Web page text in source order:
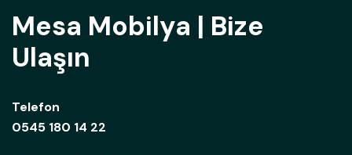
Mesa Mobilya | Bize
Ulaşın
Telefon
0545 180 14 22